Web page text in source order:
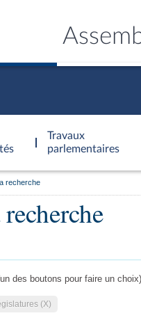
Travaux
parlementaires
recherche
des boutons pour faire un choix)
(X)